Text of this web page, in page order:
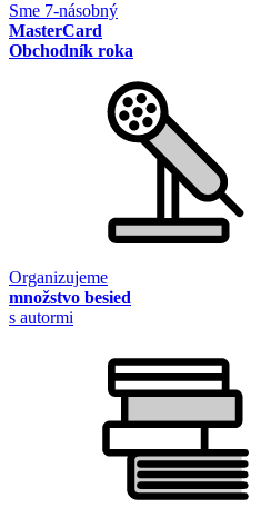
Sme 7-násobný
MasterCard
Obchodník roka
Organizujeme
množstvo besied
s autormi